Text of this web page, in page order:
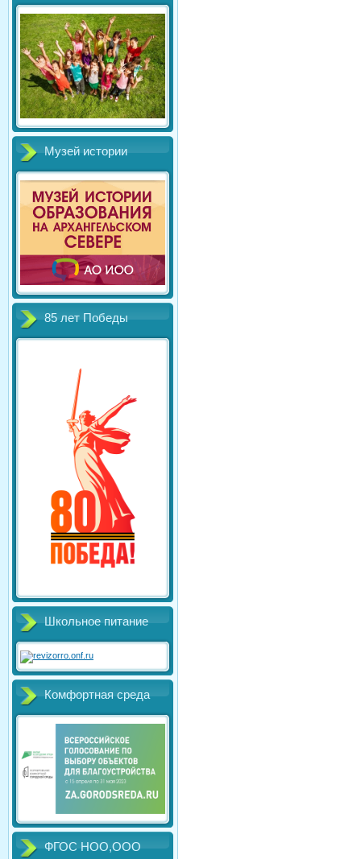
Музей истории
85 лет Победы
Школьное питание
Комфортная среда
ФГОС НОО,ООО